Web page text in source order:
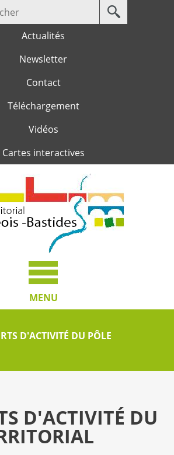
Jump to navigation
Actualités
Newsletter
Contact
Téléchargement
Vidéos
Cartes interactives
MENU
D'ACTIVITÉ DU PÔLE
D'ACTIVITÉ DU